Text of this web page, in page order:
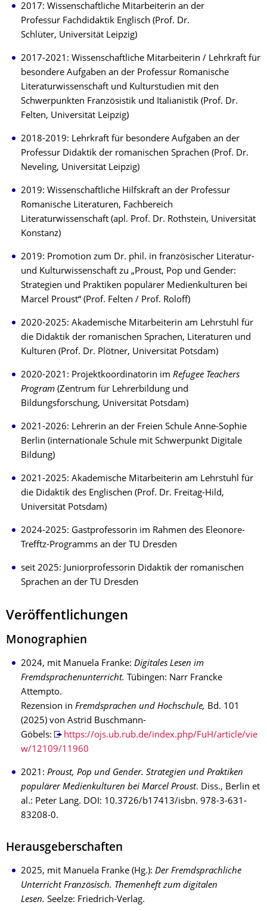
2017: Wissenschaftliche Mitarbeiterin an der
Professur Fachdidaktik Englisch (Prof. Dr.
Schlüter, Universität Leipzig)
2017-2021: Wissenschaftliche Mitarbeiterin / Lehrkraft für
besondere Aufgaben an der Professur Romanische
Literaturwissenschaft und Kulturstudien mit den
Schwerpunkten Französistik und Italianistik (Prof. Dr.
Felten, Universität Leipzig)
2018-2019: Lehrkraft für besondere Aufgaben an der
Professur Didaktik der romanischen Sprachen (Prof. Dr.
Neveling, Universität Leipzig)
2019: Wissenschaftliche Hilfskraft an der Professur
Romanische Literaturen, Fachbereich
Literaturwissenschaft (apl. Prof. Dr. Rothstein, Universität
Konstanz)
2019: Promotion zum Dr. phil. in französischer Literatur-
und Kulturwissenschaft zu „Proust, Pop und Gender:
Strategien und Praktiken populärer Medienkulturen bei
Marcel Proust“ (Prof. Felten / Prof. Roloff)
2020-2025: Akademische Mitarbeiterin am Lehrstuhl für
die Didaktik der romanischen Sprachen, Literaturen und
Kulturen (Prof. Dr. Plötner, Universität Potsdam)
2020-2021: Projektkoordinatorin im Refugee Teachers
Program (Zentrum für Lehrerbildung und
Bildungsforschung, Universität Potsdam)
2021-2026: Lehrerin an der Freien Schule Anne-Sophie
Berlin (internationale Schule mit Schwerpunkt Digitale
Bildung)
2021-2025: Akademische Mitarbeiterin am Lehrstuhl für
die Didaktik des Englischen (Prof. Dr. Freitag-Hild,
Universität Potsdam)
2024-2025: Gastprofessorin im Rahmen des Eleonore-
Trefftz-Programms an der TU Dresden
seit 2025: Juniorprofessorin Didaktik der romanischen
Sprachen an der TU Dresden
Veröffentlichungen
Monographien
2024, mit Manuela Franke: Digitales Lesen im
Fremdsprachenunterricht. Tübingen: Narr Francke
Attempto.
Rezension in Fremdsprachen und Hochschule, Bd. 101
(2025) von Astrid Buschmann-
Göbels:
https://ojs.ub.rub.de/index.php/FuH/article/vie
w/12109/11960
2021: Proust, Pop und Gender. Strategien und Praktiken
populärer Medienkulturen bei Marcel Proust. Diss., Berlin et
al.: Peter Lang. DOI: 10.3726/b17413/isbn. 978-3-631-
83208-0.
Herausgeberschaften
2025, mit Manuela Franke (Hg.): Der Fremdsprachliche
Unterricht Französisch. Themenheft zum digitalen
Lesen. Seelze: Friedrich-Verlag.